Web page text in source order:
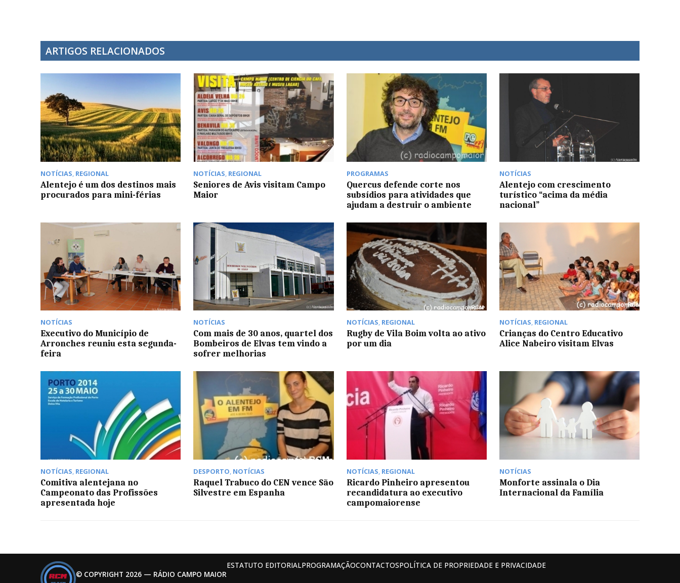
ARTIGOS RELACIONADOS
NOTÍCIAS, REGIONAL
Alentejo é um dos destinos mais
procurados para mini-férias
NOTÍCIAS, REGIONAL
Seniores de Avis visitam Campo
Maior
PROGRAMAS
Quercus defende corte nos
subsídios para atividades que
ajudam a destruir o ambiente
NOTÍCIAS
Alentejo com crescimento
turístico “acima da média
nacional”
NOTÍCIAS
Executivo do Município de
Arronches reuniu esta segunda-
feira
NOTÍCIAS
Com mais de 30 anos, quartel dos
Bombeiros de Elvas tem vindo a
sofrer melhorias
NOTÍCIAS, REGIONAL
Rugby de Vila Boim volta ao ativo
por um dia
NOTÍCIAS, REGIONAL
Crianças do Centro Educativo
Alice Nabeiro visitam Elvas
NOTÍCIAS, REGIONAL
Comitiva alentejana no
Campeonato das Profissões
apresentada hoje
DESPORTO, NOTÍCIAS
Raquel Trabuco do CEN vence São
Silvestre em Espanha
NOTÍCIAS, REGIONAL
Ricardo Pinheiro apresentou
recandidatura ao executivo
campomaiorense
NOTÍCIAS
Monforte assinala o Dia
Internacional da Família
© COPYRIGHT 2026 — RÁDIO CAMPO MAIOR
ESTATUTO EDITORIALPROGRAMAÇÃOCONTACTOSPOLÍTICA DE PROPRIEDADE E PRIVACIDADE